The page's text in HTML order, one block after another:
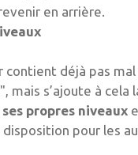
en arrière.
contient déjà pas
mais s’ajoute à cela
propres niveaux
pour les